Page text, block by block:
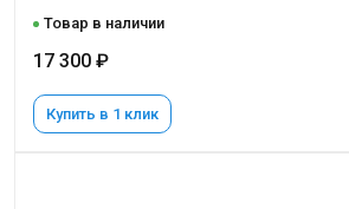
Товар в наличии
17 300 ₽
Купить в 1 клик